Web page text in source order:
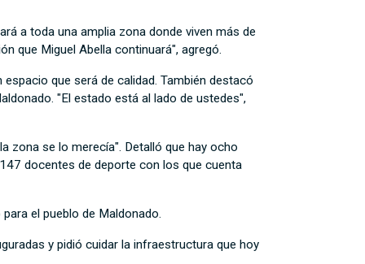
a toda una amplia zona donde viven más de
que Miguel Abella continuará", agregó.
que será de calidad. También destacó
"El estado está al lado de ustedes",
zona se lo merecía". Detalló que hay ocho
docentes de deporte con los que cuenta
el pueblo de Maldonado.
y pidió cuidar la infraestructura que hoy